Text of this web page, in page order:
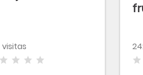
visitas